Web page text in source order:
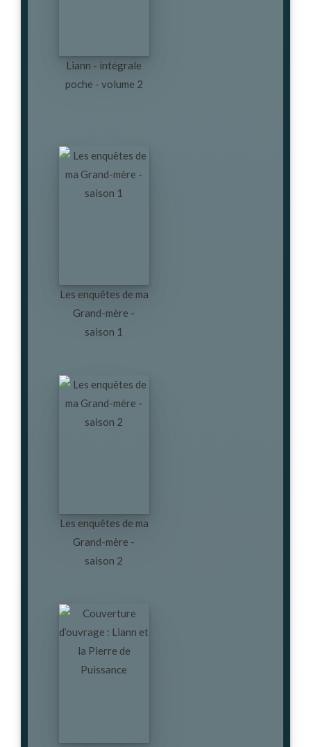
Liann - intégrale
poche - volume 2
Les enquêtes de ma
Grand-mère -
saison 1
Les enquêtes de ma
Grand-mère -
saison 2